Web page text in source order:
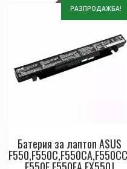
РАЗПРОДАЖБА!
Батерия за лаптоп ASUS